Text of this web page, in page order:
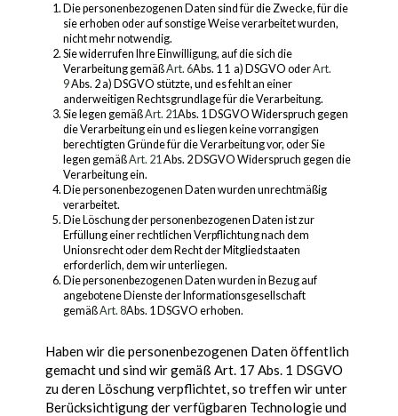
Die personenbezogenen Daten sind für die Zwecke, für die
sie erhoben oder auf sonstige Weise verarbeitet wurden,
nicht mehr notwendig.
Sie widerrufen Ihre Einwilligung, auf die sich die
Verarbeitung gemäßArt. 6Abs. 1 1 a) DSGVO oderArt.
9Abs. 2 a) DSGVO stützte, und es fehlt an einer
anderweitigen Rechtsgrundlage für die Verarbeitung.
Sie legen gemäßArt. 21Abs. 1 DSGVO Widerspruch gegen
die Verarbeitung ein und es liegen keine vorrangigen
berechtigten Gründe für die Verarbeitung vor, oder Sie
legen gemäßArt. 21 Abs. 2 DSGVO Widerspruch gegen die
Verarbeitung ein.
Die personenbezogenen Daten wurden unrechtmäßig
verarbeitet.
Die Löschung der personenbezogenen Daten ist zur
Erfüllung einer rechtlichen Verpflichtung nach dem
Unionsrecht oder dem Recht der Mitgliedstaaten
erforderlich, dem wir unterliegen.
Die personenbezogenen Daten wurden in Bezug auf
angebotene Dienste der Informationsgesellschaft
gemäßArt. 8Abs. 1 DSGVO erhoben.
Haben wir die personenbezogenen Daten öffentlich
gemacht und sind wir gemäß Art. 17 Abs. 1 DSGVO
zu deren Löschung verpflichtet, so treffen wir unter
Berücksichtigung der verfügbaren Technologie und